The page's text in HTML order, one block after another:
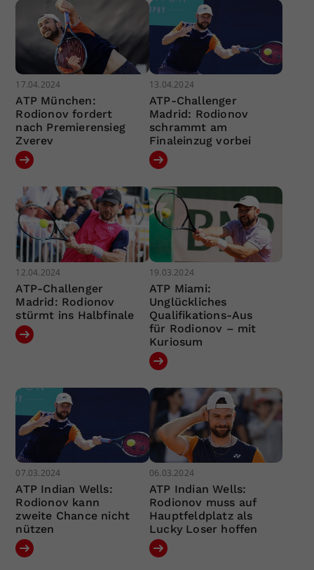
17.04.2024
ATP München:
Rodionov fordert
nach Premierensieg
Zverev
13.04.2024
ATP-Challenger
Madrid: Rodionov
schrammt am
Finaleinzug vorbei
12.04.2024
ATP-Challenger
Madrid: Rodionov
stürmt ins Halbfinale
19.03.2024
ATP Miami:
Unglückliches
Qualifikations-Aus
für Rodionov – mit
Kuriosum
07.03.2024
ATP Indian Wells:
Rodionov kann
zweite Chance nicht
nützen
06.03.2024
ATP Indian Wells:
Rodionov muss auf
Hauptfeldplatz als
Lucky Loser hoffen